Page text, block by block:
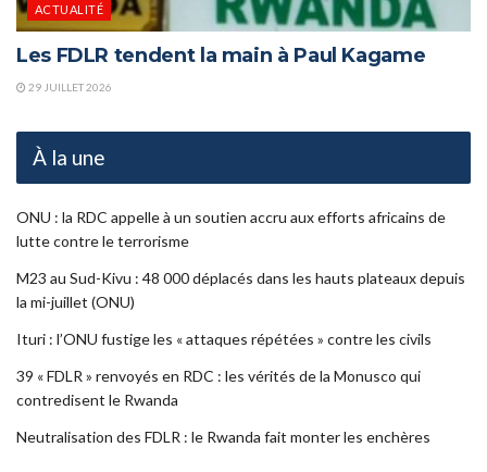
ACTUALITÉ
Les FDLR tendent la main à Paul Kagame
29 JUILLET 2026
À la une
ONU : la RDC appelle à un soutien accru aux efforts africains de
lutte contre le terrorisme
M23 au Sud-Kivu : 48 000 déplacés dans les hauts plateaux depuis
la mi-juillet (ONU)
Ituri : l’ONU fustige les « attaques répétées » contre les civils
39 « FDLR » renvoyés en RDC : les vérités de la Monusco qui
contredisent le Rwanda
Neutralisation des FDLR : le Rwanda fait monter les enchères